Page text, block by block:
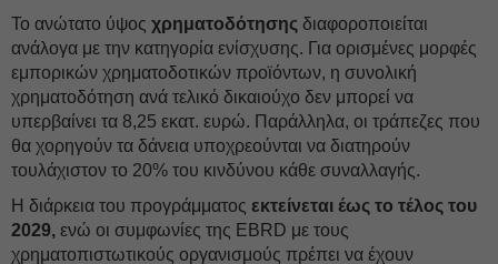
Το ανώτατο ύψος χρηματοδότησης διαφοροποιείται
ανάλογα με την κατηγορία ενίσχυσης. Για ορισμένες μορφές
εμπορικών χρηματοδοτικών προϊόντων, η συνολική
χρηματοδότηση ανά τελικό δικαιούχο δεν μπορεί να
υπερβαίνει τα 8,25 εκατ. ευρώ. Παράλληλα, οι τράπεζες που
θα χορηγούν τα δάνεια υποχρεούνται να διατηρούν
τουλάχιστον το 20% του κινδύνου κάθε συναλλαγής.
Η διάρκεια του προγράμματος εκτείνεται έως το τέλος του
2029, ενώ οι συμφωνίες της EBRD με τους
χρηματοπιστωτικούς οργανισμούς πρέπει να έχουν